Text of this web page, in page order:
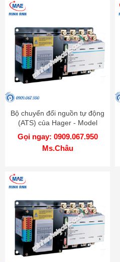
Bộ chuyển đổi nguồn tự động
(ATS) của Hager - Model
HIC404S
Gọi ngay: 0909.067.950
Ms.Châu